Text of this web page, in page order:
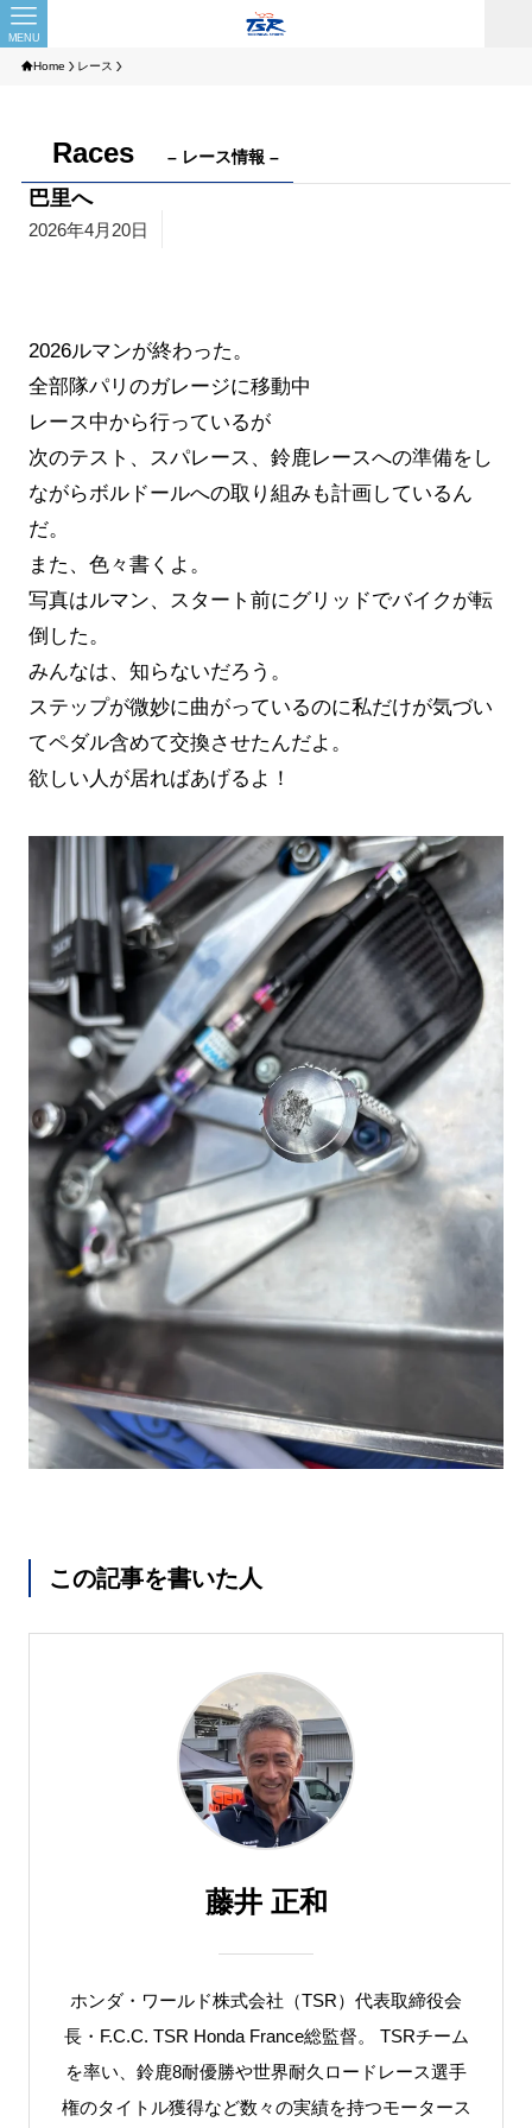
MENU
Home レース
Races – レース情報 –
巴里へ
2026年4月20日
2026ルマンが終わった。
全部隊パリのガレージに移動中
レース中から行っているが
次のテスト、スパレース、鈴鹿レースへの準備をし
ながらボルドールへの取り組みも計画しているん
だ。
また、色々書くよ。
写真はルマン、スタート前にグリッドでバイクが転
倒した。
みんなは、知らないだろう。
ステップが微妙に曲がっているのに私だけが気づい
てペダル含めて交換させたんだよ。
欲しい人が居ればあげるよ！
この記事を書いた人
藤井 正和
ホンダ・ワールド株式会社（TSR）代表取締役会
長・F.C.C. TSR Honda France総監督。 TSRチーム
を率い、鈴鹿8耐優勝や世界耐久ロードレース選手
権のタイトル獲得など数々の実績を持つモータース